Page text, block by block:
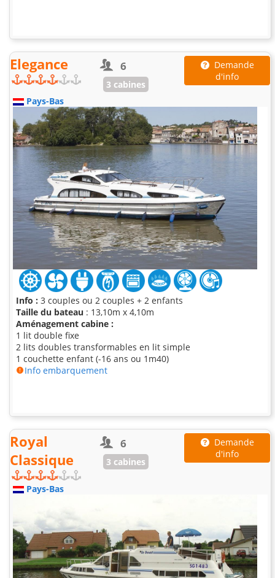
Elegance 6
3 cabines
Demande
d'info
Pays-Bas
Info : 3 couples ou 2 couples + 2 enfants
Taille du bateau : 13,10m x 4,10m
Aménagement cabine :
1 lit double fixe
2 lits doubles transformables en lit simple
1 couchette enfant (-16 ans ou 1m40)
Info embarquement
Royal
Classique
6
3 cabines
Demande
d'info
Pays-Bas